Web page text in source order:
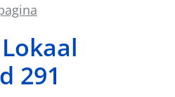
291